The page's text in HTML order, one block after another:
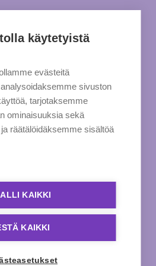
käytetyistä
evästeitä
sivuston
tarjotaksemme
ominaisuuksia sekä
räätälöidäksemme sisältöä
KAIKKI
KAIKKI